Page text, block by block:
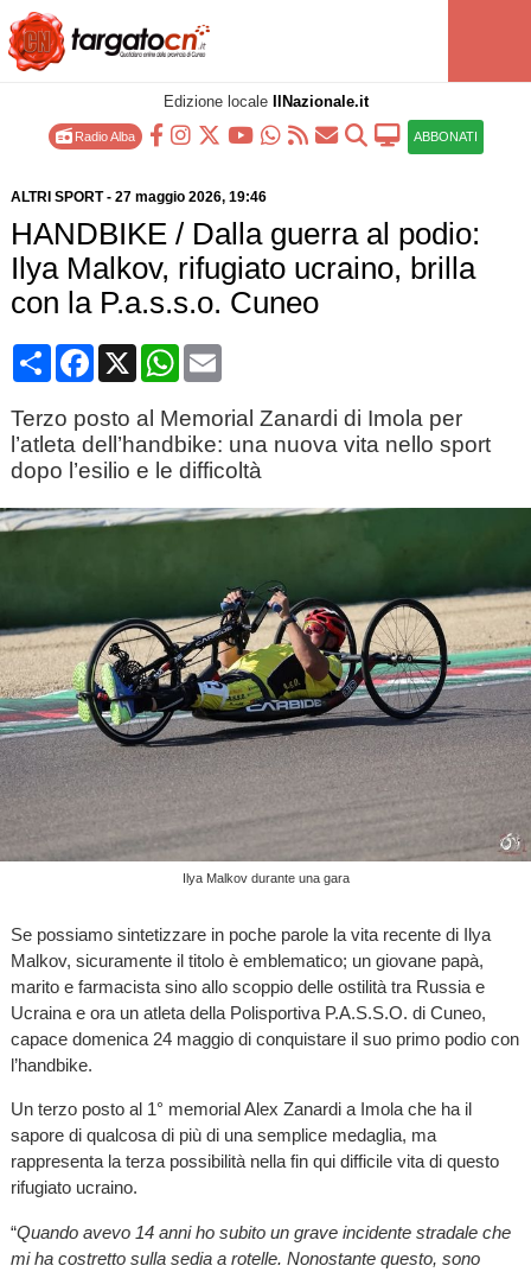
Edizione locale IlNazionale.it
Radio Alba ABBONATI
ALTRI SPORT- 27 maggio 2026, 19:46
HANDBIKE / Dalla guerra al podio:
Ilya Malkov, rifugiato ucraino, brilla
con la P.a.s.s.o. Cuneo
CondividiFacebook
X WhatsApp
Email
Terzo posto al Memorial Zanardi di Imola per
l’atleta dell’handbike: una nuova vita nello sport
dopo l’esilio e le difficoltà
Ilya Malkov durante una gara
Se possiamo sintetizzare in poche parole la vita recente di Ilya
Malkov, sicuramente il titolo è emblematico; un giovane papà,
marito e farmacista sino allo scoppio delle ostilità tra Russia e
Ucraina e ora un atleta della Polisportiva P.A.S.S.O. di Cuneo,
capace domenica 24 maggio di conquistare il suo primo podio con
l’handbike.
Un terzo posto al 1° memorial Alex Zanardi a Imola che ha il
sapore di qualcosa di più di una semplice medaglia, ma
rappresenta la terza possibilità nella fin qui difficile vita di questo
rifugiato ucraino.
“Quando avevo 14 anni ho subito un grave incidente stradale che
mi ha costretto sulla sedia a rotelle. Nonostante questo, sono